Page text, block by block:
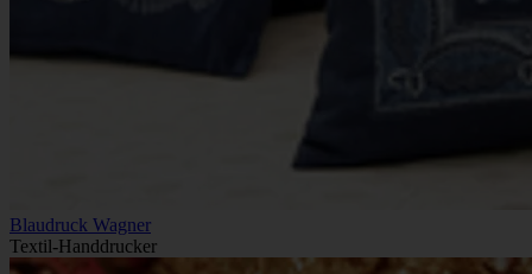
Blaudruck Wagner
Textil-Handdrucker